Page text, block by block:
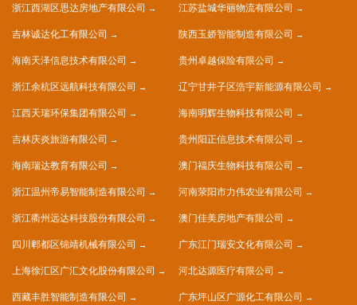
浙江西湖区思达房地产有限公司 江苏盐城华丽物流有限公司
吉林诚达化工有限公司 陕西玉娇智能制造有限公司
海南天泽信息技术有限公司 贵州卓越保险有限公司
浙江余杭区远航科技有限公司 辽宁甘井子区浩宇新能源有限公司
江西天瑞环保集团有限公司 海南明辉生物科技有限公司
吉林庆炎旅游有限公司 贵州阳正信息技术有限公司
海南瑞达教育有限公司 澳门福庆生物科技有限公司
浙江温州帝易智能制造有限公司 河南荥阳市力伟农业有限公司
浙江衢州远达科技股份有限公司 澳门佳美房地产有限公司
四川郫都区锦靖机械有限公司 广东江门瑞安文化有限公司
上海徐汇区广汇文化股份有限公司 河北达源医疗有限公司
西藏丰胜智能制造有限公司 广东坪山区广源化工有限公司